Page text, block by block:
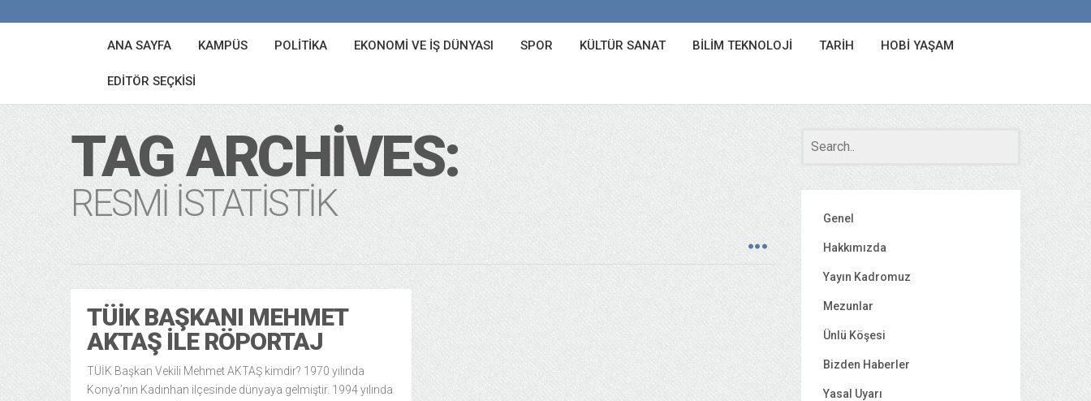
ANA SAYFA KAMPÜS POLITIKA EKONOMI VE İŞ DÜNYASI SPOR KÜLTÜR SANAT BILIM TEKNOLOJI TARIH HOBI YAŞAM
EDITÖR SEÇKISI
TAG ARCHIVES:
RESMI ISTATISTIK
TÜİK BAŞKANI MEHMET
AKTAŞ ILE RÖPORTAJ
TÜİK Başkan Vekili Mehmet AKTAŞ kimdir? 1970 yılında
Konya’nın Kadınhan ilçesinde dünyaya gelmiştir. 1994 yılında
Genel
Hakkımızda
Yayın Kadromuz
Mezunlar
Ünlü Köşesi
Bizden Haberler
Yasal Uyarı